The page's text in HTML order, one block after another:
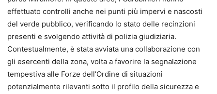
effettuato controlli anche nei punti più impervi e nascosti
del verde pubblico, verificando lo stato delle recinzioni
presenti e svolgendo attività di polizia giudiziaria.
Contestualmente, è stata avviata una collaborazione con
gli esercenti della zona, volta a favorire la segnalazione
tempestiva alle Forze dell’Ordine di situazioni
potenzialmente rilevanti sotto il profilo della sicurezza e